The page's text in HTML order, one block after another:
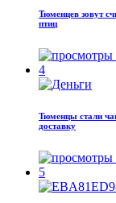
Тюменцев зовут
птиц
4
Тюменцы стали
доставку
5